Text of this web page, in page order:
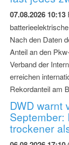
07.08.2026 10:13
Nach den Daten
Anteil an den
Verband der
erreichen
Rekordanteil am
DWD warnt
September:
trockener